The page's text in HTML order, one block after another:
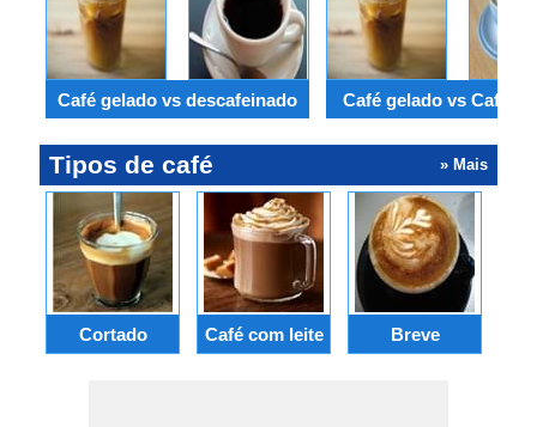
Café gelado vs descafeinado Café gelado vs Café
Tipos de café » Mais
Cortado Café com leite Breve